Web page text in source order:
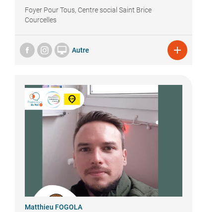
Foyer Pour Tous, Centre social Saint Brice
Courcelles
 Autre 
Matthieu FOGOLA